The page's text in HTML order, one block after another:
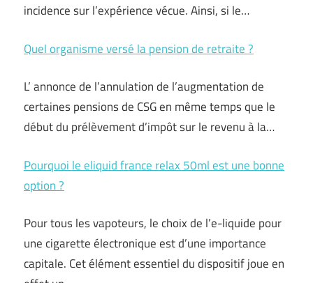
incidence sur l’expérience vécue. Ainsi, si le…
Quel organisme versé la pension de retraite ?
L’ annonce de l’annulation de l’augmentation de
certaines pensions de CSG en même temps que le
début du prélèvement d’impôt sur le revenu à la…
Pourquoi le eliquid france relax 50ml est une bonne
option ?
Pour tous les vapoteurs, le choix de l’e-liquide pour
une cigarette électronique est d’une importance
capitale. Cet élément essentiel du dispositif joue en